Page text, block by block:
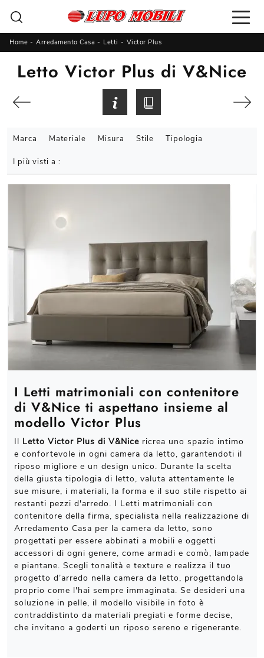
Home - Arredamento Casa - Letti - Victor Plus
Letto Victor Plus di V&Nice
Marca Materiale Misura Stile Tipologia
I più visti a :
I Letti matrimoniali con contenitore
di V&Nice ti aspettano insieme al
modello Victor Plus
Il Letto Victor Plus di V&Nice ricrea uno spazio intimo
e confortevole in ogni camera da letto, garantendoti il
riposo migliore e un design unico. Durante la scelta
della giusta tipologia di letto, valuta attentamente le
sue misure, i materiali, la forma e il suo stile rispetto ai
restanti pezzi d'arredo. I Letti matrimoniali con
contenitore della firma, specialista nella realizzazione di
Arredamento Casa per la camera da letto, sono
progettati per essere abbinati a mobili e oggetti
accessori di ogni genere, come armadi e comò, lampade
e piantane. Scegli tonalità e texture e realizza il tuo
progetto d’arredo nella camera da letto, progettandola
proprio come l'hai sempre immaginata. Se desideri una
soluzione in pelle, il modello visibile in foto è
contraddistinto da materiali pregiati e forme decise,
che invitano a goderti un riposo sereno e rigenerante.